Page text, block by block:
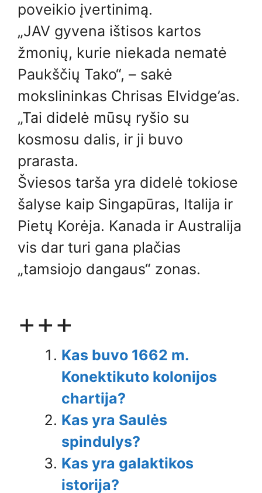
poveikio įvertinimą.
„JAV gyvena ištisos kartos
žmonių, kurie niekada nematė
Paukščių Tako“, – sakė
mokslininkas Chrisas Elvidge’as.
„Tai didelė mūsų ryšio su
kosmosu dalis, ir ji buvo
prarasta.
Šviesos tarša yra didelė tokiose
šalyse kaip Singapūras, Italija ir
Pietų Korėja. Kanada ir Australija
vis dar turi gana plačias
„tamsiojo dangaus“ zonas.
+++
Kas buvo 1662 m.
Konektikuto kolonijos
chartija?
Kas yra Saulės
spindulys?
Kas yra galaktikos
istorija?